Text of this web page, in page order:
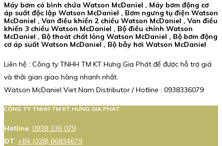
Máy bơm có bình chứa Watson McDaniel , Máy bơm động cơ
áp suất độc lập Watson McDaniel , Bơm ngưng tụ điện Watson
McDaniel , Van điều khiển 2 chiều Watson McDaniel , Van điều
khiển 3 chiều Watson McDaniel , Bộ điều chỉnh Watson
McDaniel , Bộ thoát chất lỏng Watson McDaniel , Bộ bơm động
cơ áp suất Watson McDaniel , Bộ bẫy hơi Watson McDaniel
Liên hệ : Công ty TNHH TM KT Hưng Gia Phát để được hỗ trợ giá
và thời gian giao hàng nhanh nhất.
Watson McDaniel Viet Nam Distributor / Hotline : 0938336079
CÔNG TY TNHH TM KT HƯNG GIA PHÁT
Hotline: 0938 336 079
ĐT: +84 (028) 66834679